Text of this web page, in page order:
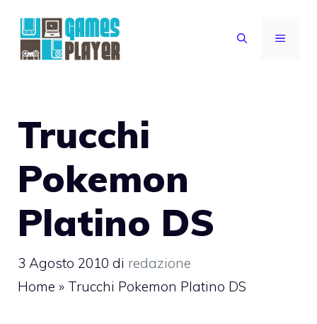
contenuto
MENU
Trucchi
Pokemon
Platino DS
3 Agosto 2010 di redazione
Home » Trucchi Pokemon Platino DS